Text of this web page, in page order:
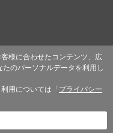
様に合わせたコンテンツ、広
のパーソナルデータを利用し
用については「 プライバシー